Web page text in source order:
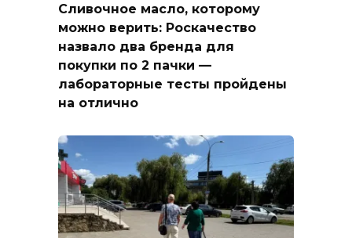
Сливочное масло, которому
можно верить: Роскачество
назвало два бренда для
покупки по 2 пачки —
лабораторные тесты пройдены
на отлично